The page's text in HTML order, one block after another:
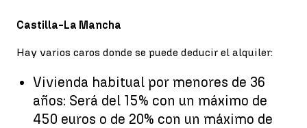
Castilla-La Mancha
Hay varios caros donde se puede deducir el alquiler:
Vivienda habitual por menores de 36
años: Será del 15% con un máximo de
450 euros o de 20% con un máximo de